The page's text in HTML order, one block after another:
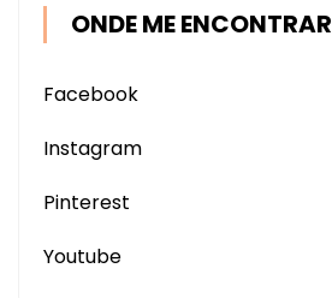
ONDE ME ENCONTRAR
Facebook
Instagram
Pinterest
Youtube